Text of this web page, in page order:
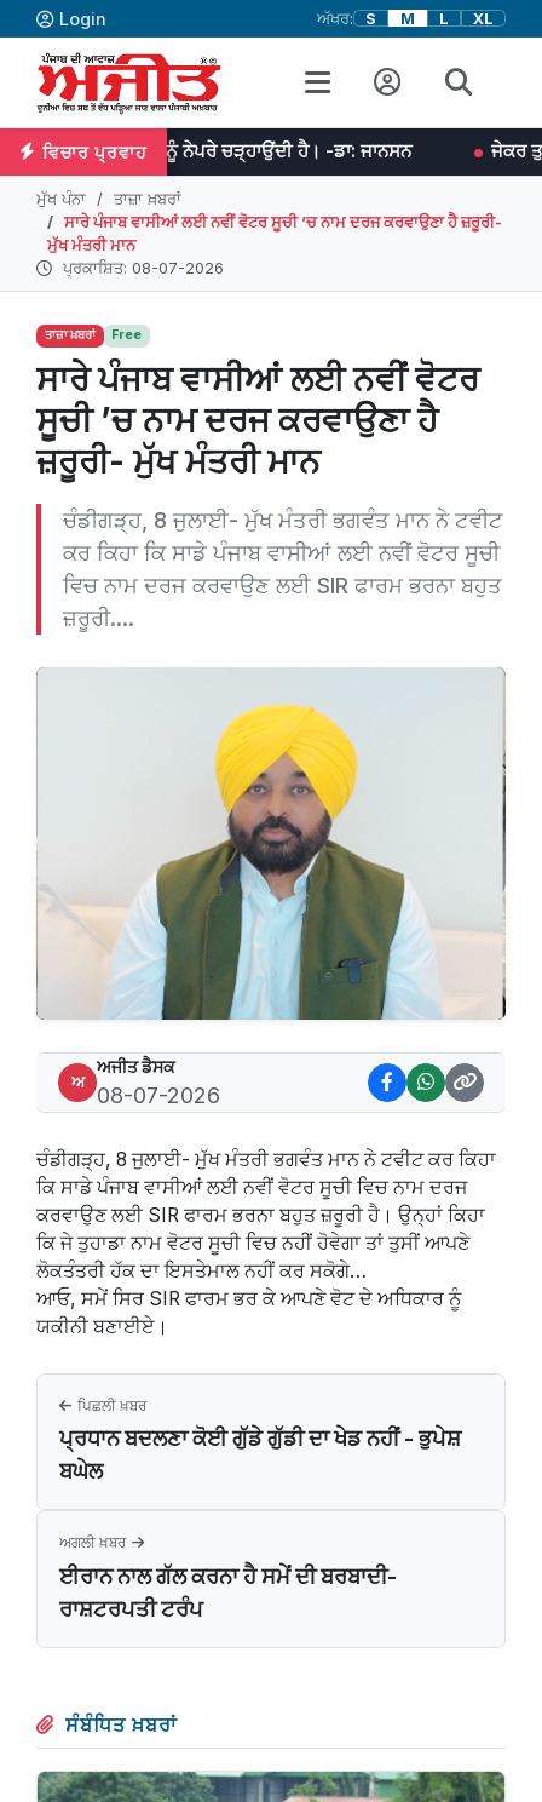
Login ਅੱਖਰ: S M L XL
ਵਿਚਾਰ ਪ੍ਰਵਾਹ
ਉਨ੍ਹਾਂ ਨੂੰ ਨੇਪਰੇ ਚੜ੍ਹਾਉਂਦੀ ਹੈ। -ਡਾ: ਜਾਨਸਨ ਜੇਕਰ ਤੁਹਾਡੇ ਵਿਚ
ਮੁੱਖ ਪੰਨਾ
ਤਾਜ਼ਾ ਖ਼ਬਰਾਂ
ਸਾਰੇ ਪੰਜਾਬ ਵਾਸੀਆਂ ਲਈ ਨਵੀਂ ਵੋਟਰ ਸੂਚੀ ’ਚ ਨਾਮ ਦਰਜ ਕਰਵਾਉਣਾ ਹੈ ਜ਼ਰੂਰੀ-
ਮੁੱਖ ਮੰਤਰੀ ਮਾਨ
ਪ੍ਰਕਾਸ਼ਿਤ: 08-07-2026
ਤਾਜ਼ਾ ਖ਼ਬਰਾਂ Free
ਸਾਰੇ ਪੰਜਾਬ ਵਾਸੀਆਂ ਲਈ ਨਵੀਂ ਵੋਟਰ
ਸੂਚੀ ’ਚ ਨਾਮ ਦਰਜ ਕਰਵਾਉਣਾ ਹੈ
ਜ਼ਰੂਰੀ- ਮੁੱਖ ਮੰਤਰੀ ਮਾਨ
ਚੰਡੀਗੜ੍ਹ, 8 ਜੁਲਾਈ- ਮੁੱਖ ਮੰਤਰੀ ਭਗਵੰਤ ਮਾਨ ਨੇ ਟਵੀਟ
ਕਰ ਕਿਹਾ ਕਿ ਸਾਡੇ ਪੰਜਾਬ ਵਾਸੀਆਂ ਲਈ ਨਵੀਂ ਵੋਟਰ ਸੂਚੀ
ਵਿਚ ਨਾਮ ਦਰਜ ਕਰਵਾਉਣ ਲਈ SIR ਫਾਰਮ ਭਰਨਾ ਬਹੁਤ
ਜ਼ਰੂਰੀ....
ਅ
ਅਜੀਤ ਡੈਸਕ
08-07-2026
ਚੰਡੀਗੜ੍ਹ, 8 ਜੁਲਾਈ- ਮੁੱਖ ਮੰਤਰੀ ਭਗਵੰਤ ਮਾਨ ਨੇ ਟਵੀਟ ਕਰ ਕਿਹਾ
ਕਿ ਸਾਡੇ ਪੰਜਾਬ ਵਾਸੀਆਂ ਲਈ ਨਵੀਂ ਵੋਟਰ ਸੂਚੀ ਵਿਚ ਨਾਮ ਦਰਜ
ਕਰਵਾਉਣ ਲਈ SIR ਫਾਰਮ ਭਰਨਾ ਬਹੁਤ ਜ਼ਰੂਰੀ ਹੈ। ਉਨ੍ਹਾਂ ਕਿਹਾ
ਕਿ ਜੇ ਤੁਹਾਡਾ ਨਾਮ ਵੋਟਰ ਸੂਚੀ ਵਿਚ ਨਹੀਂ ਹੋਵੇਗਾ ਤਾਂ ਤੁਸੀਂ ਆਪਣੇ
ਲੋਕਤੰਤਰੀ ਹੱਕ ਦਾ ਇਸਤੇਮਾਲ ਨਹੀਂ ਕਰ ਸਕੋਗੇ…
ਆਓ, ਸਮੇਂ ਸਿਰ SIR ਫਾਰਮ ਭਰ ਕੇ ਆਪਣੇ ਵੋਟ ਦੇ ਅਧਿਕਾਰ ਨੂੰ
ਯਕੀਨੀ ਬਣਾਈਏ।
ਪਿਛਲੀ ਖ਼ਬਰ
ਪ੍ਰਧਾਨ ਬਦਲਣਾ ਕੋਈ ਗੁੱਡੇ ਗੁੱਡੀ ਦਾ ਖੇਡ ਨਹੀਂ - ਭੁਪੇਸ਼
ਬਘੇਲ
ਅਗਲੀ ਖ਼ਬਰ
ਈਰਾਨ ਨਾਲ ਗੱਲ ਕਰਨਾ ਹੈ ਸਮੇਂ ਦੀ ਬਰਬਾਦੀ-
ਰਾਸ਼ਟਰਪਤੀ ਟਰੰਪ
ਸੰਬੰਧਿਤ ਖ਼ਬਰਾਂ